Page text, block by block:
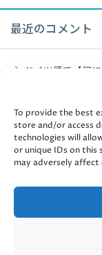
To provide the best
store and/or access
technologies will
or unique IDs on
may adversely
最近のコメント
ドイツ語で【何
ミュンヘン観光
ミュンヘン観光
438241より